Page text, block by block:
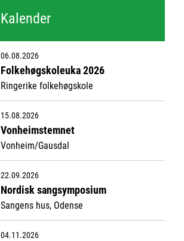
Kalender
06.08.2026
Folkehøgskoleuka 2026
Ringerike folkehøgskole
15.08.2026
Vonheimstemnet
Vonheim/Gausdal
22.09.2026
Nordisk sangsymposium
Sangens hus, Odense
04.11.2026